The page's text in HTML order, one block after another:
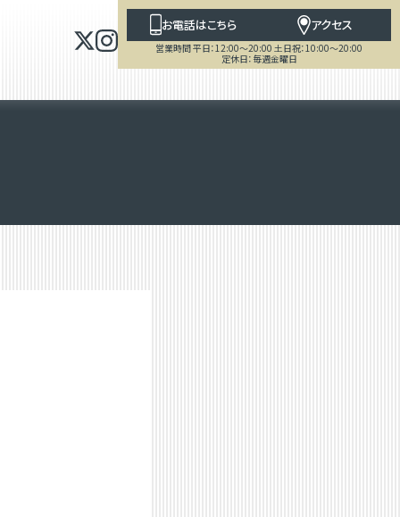
お電話はこちら アクセス
営業時間 平日：12:00～20:00 土日祝：10:00～20:00
定休日：毎週金曜日